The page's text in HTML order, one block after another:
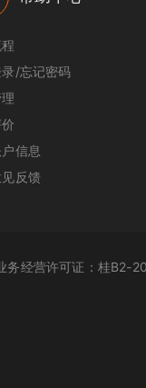
/忘记密码
信息
反馈
务经营许可证：桂B2-